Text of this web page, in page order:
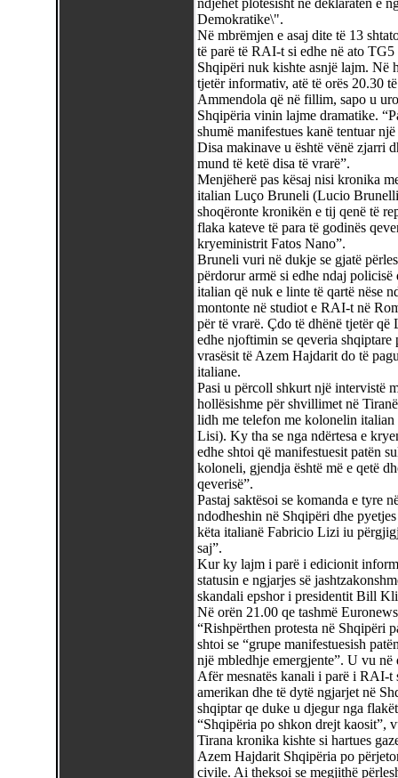
ndjehet plotësisht në deklaratën e
Demokratike\".
Në mbrëmjen e asaj dite të 13
të parë të RAI-t si edhe në ato
Shqipëri nuk kishte asnjë lajm. Në
tjetër informativ, atë të orës 20.30
Ammendola që në fillim, sapo u
Shqipëria vinin lajme dramatike.
shumë manifestues kanë tentuar
Disa makinave u është vënë zjarri
mund të ketë disa të vrarë”.
Menjëherë pas kësaj nisi kronika
italian Luço Bruneli (Lucio
shoqëronte kronikën e tij qenë të
flaka kateve të para të godinës
kryeministrit Fatos Nano”.
Bruneli vuri në dukje se gjatë
përdorur armë si edhe ndaj
italian që nuk e linte të qartë nëse
montonte në studiot e RAI-t në
për të vrarë. Çdo të dhënë tjetër
edhe njoftimin se qeveria shqiptare
vrasësit të Azem Hajdarit do të
italiane.
Pasi u përcoll shkurt një intervistë
hollësishme për shvillimet në
lidh me telefon me kolonelin
Lisi). Ky tha se nga ndërtesa e
edhe shtoi që manifestuesit patën
koloneli, gjendja është më e qetë
qeverisë”.
Pastaj saktësoi se komanda e tyre
ndodheshin në Shqipëri dhe
këta italianë Fabricio Lizi iu
saj”.
Kur ky lajm i parë i edicionit
statusin e ngjarjes së
skandali epshor i presidentit Bill
Në orën 21.00 qe tashmë
“Rishpërthen protesta në Shqipëri
shtoi se “grupe manifestuesish
një mbledhje emergjente”. U vu
Afër mesnatës kanali i parë i RAI-
amerikan dhe të dytë ngjarjet në
shqiptar qe duke u djegur nga
“Shqipëria po shkon drejt kaosit”,
Tirana kronika kishte si hartues
Azem Hajdarit Shqipëria po
civile. Ai theksoi se megjithë